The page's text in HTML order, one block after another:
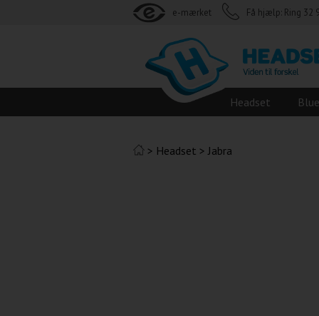
e-mærket Få hjælp: Ring 32
Headset
> Headset > Jabra